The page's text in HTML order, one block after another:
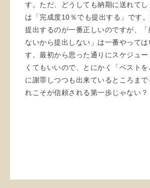
す。ただ、どうしても納期に送れて
は「完成度10％でも提出する」です
提出するのが一番正しいのですが、
ないから提出しない」は一番やって
す。最初から思った通りにスケジュ
くてもいいので、とにかく「ベスト
に謝罪しつつも出来ているところまで
れこそが信頼される第一歩じゃない？